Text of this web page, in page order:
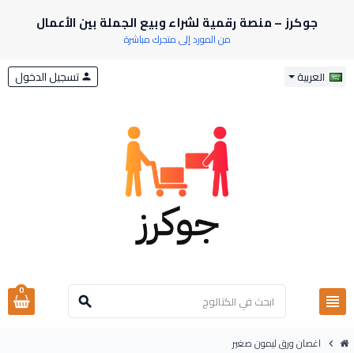
جوكرز – منصة رقمية لشراء وبيع الجملة بين الأعمال
من المورد إلى متجرك مباشرة
العربية
view_headline
search
person تسجيل الدخول
0
chevron_right اغصان ورق ليمون صغير